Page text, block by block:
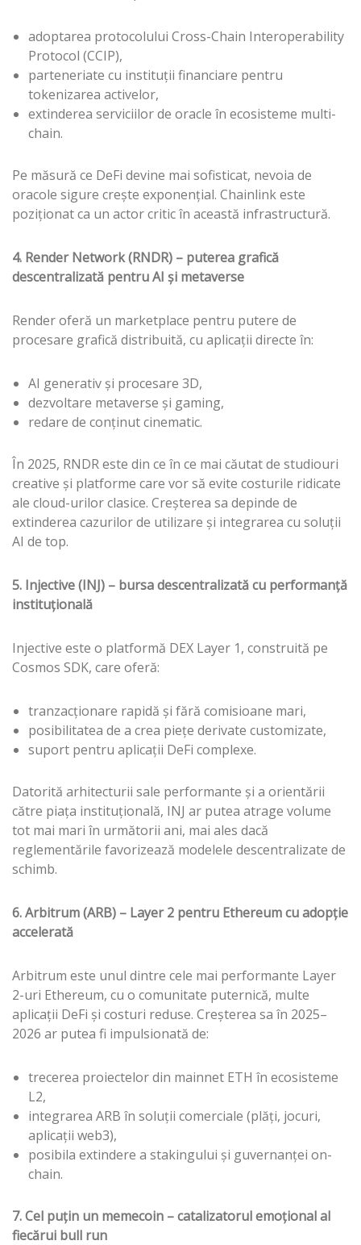
adoptarea protocolului Cross-Chain Interoperability
Protocol (CCIP),
parteneriate cu instituții financiare pentru
tokenizarea activelor,
extinderea serviciilor de oracle în ecosisteme multi-
chain.
Pe măsură ce DeFi devine mai sofisticat, nevoia de
oracole sigure crește exponențial. Chainlink este
poziționat ca un actor critic în această infrastructură.
4. Render Network (RNDR) – puterea grafică
descentralizată pentru AI și metaverse
Render oferă un marketplace pentru putere de
procesare grafică distribuită, cu aplicații directe în:
AI generativ și procesare 3D,
dezvoltare metaverse și gaming,
redare de conținut cinematic.
În 2025, RNDR este din ce în ce mai căutat de studiouri
creative și platforme care vor să evite costurile ridicate
ale cloud-urilor clasice. Creșterea sa depinde de
extinderea cazurilor de utilizare și integrarea cu soluții
AI de top.
5. Injective (INJ) – bursa descentralizată cu performanță
instituțională
Injective este o platformă DEX Layer 1, construită pe
Cosmos SDK, care oferă:
tranzacționare rapidă și fără comisioane mari,
posibilitatea de a crea piețe derivate customizate,
suport pentru aplicații DeFi complexe.
Datorită arhitecturii sale performante și a orientării
către piața instituțională, INJ ar putea atrage volume
tot mai mari în următorii ani, mai ales dacă
reglementările favorizează modelele descentralizate de
schimb.
6. Arbitrum (ARB) – Layer 2 pentru Ethereum cu adopție
accelerată
Arbitrum este unul dintre cele mai performante Layer
2-uri Ethereum, cu o comunitate puternică, multe
aplicații DeFi și costuri reduse. Creșterea sa în 2025–
2026 ar putea fi impulsionată de:
trecerea proiectelor din mainnet ETH în ecosisteme
L2,
integrarea ARB în soluții comerciale (plăți, jocuri,
aplicații web3),
posibila extindere a stakingului și guvernanței on-
chain.
7. Cel puțin un memecoin – catalizatorul emoțional al
fiecărui bull run